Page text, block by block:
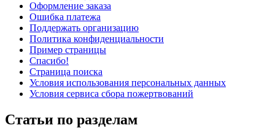
Оформление заказа
Ошибка платежа
Поддержать организацию
Политика конфиденциальности
Пример страницы
Спасибо!
Страница поиска
Условия использования персональных данных
Условия сервиса сбора пожертвований
Статьи по разделам